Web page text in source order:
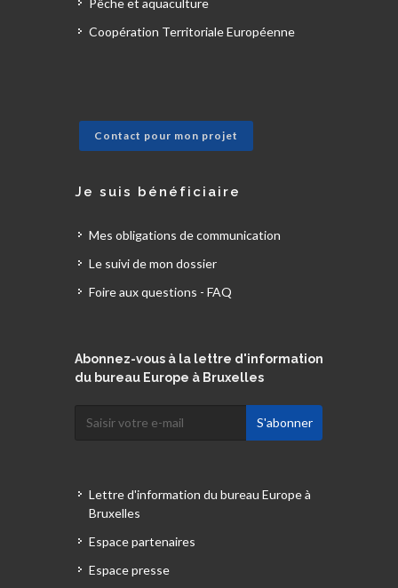
Coopération Territoriale Européenne
Contact pour mon projet
Je suis bénéficiaire
Mes obligations de communication
Le suivi de mon dossier
Foire aux questions - FAQ
Abonnez-vous à la lettre d'information
du bureau Europe à Bruxelles
Lettre d'information du bureau Europe à
Bruxelles
Espace partenaires
Espace presse